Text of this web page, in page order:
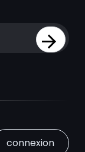
Sign Up
connexion